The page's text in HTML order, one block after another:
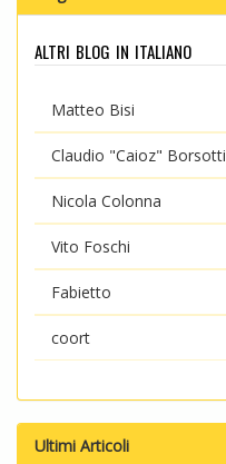
altri blog in italiano
Matteo Bisi
Claudio "Caioz" Borsotti
Nicola Colonna
Vito Foschi
Fabietto
coort
Ultimi Articoli